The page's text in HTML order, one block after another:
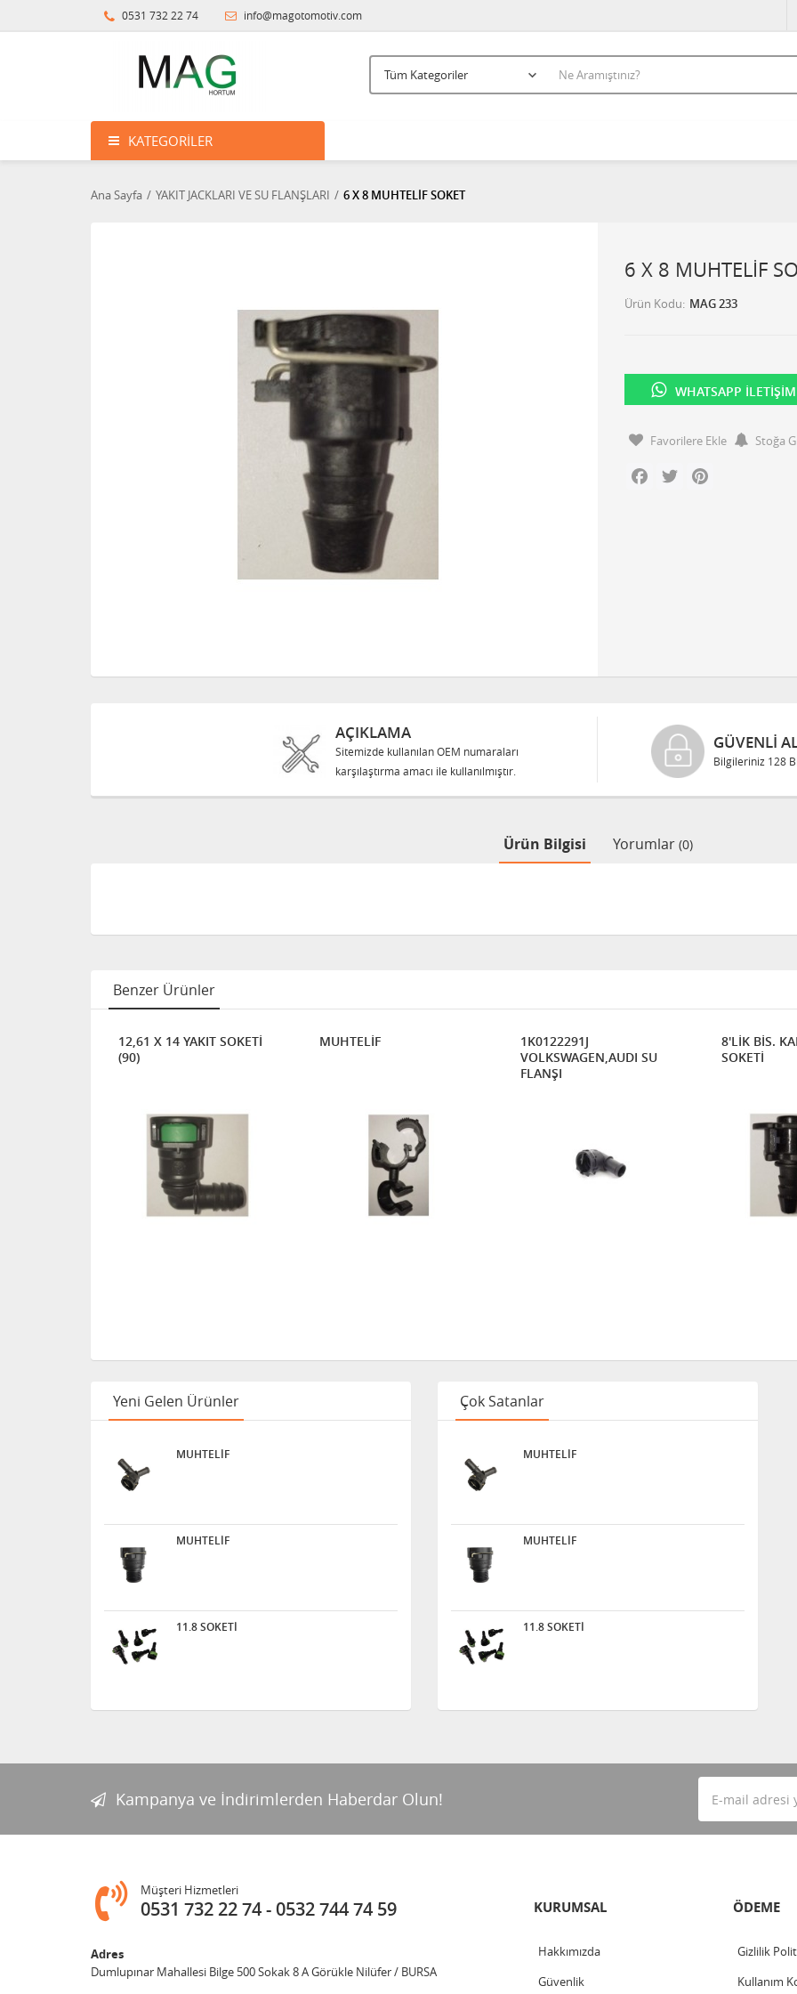
0531 732 22 74 info@magotomotiv.com
KATEGORILER
Ana Sayfa YAKIT JACKLARI VE SU FLANŞLARI 6 X 8 MUHTELİF SOKET
6 X 8 MUHTELİF
Ürün Kodu MAG 233
WHATSAPP İLETIŞIM
Favorilere Ekle
Stoğa
Facebook
Twitter
AÇIKLAMA
Sitemizde kullanılan OEM numaraları
karşılaştırma amacı ile kullanılmıştır.
GÜVENLI
Bilgileriniz 128
Ürün Bilgisi Yorumlar (0)
Benzer Ürünler
12,61 X 14 YAKIT SOKETİ
(90)
MUHTELİF
1K0122291J
VOLKSWAGEN,AUDI SU
FLANŞI
8'LİK BİS.
SOKETİ
Yeni Gelen Ürünler
MUHTELİF
MUHTELİF
11.8 SOKETİ
Çok Satanlar
MUHTELİF
MUHTELİF
11.8 SOKETİ
Kampanya ve İndirimlerden Haberdar Olun!
Müşteri Hizmetleri
0531 732 22 74 0532 744 74 59
Adres
Dumlupınar Mahallesi Bilge 500 Sokak 8 A Görükle Nilüfer / BURSA
KURUMSAL
Hakkımızda
Güvenlik
ÖDEME
Gizlilik
Kullanım